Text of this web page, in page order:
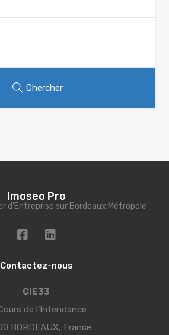
Chercher
Imoseo Pro
d'Entreprise sur Bordeaux Métropole
Contactez-nous
CIE33
de l’Intendance
BORDEAUX, France